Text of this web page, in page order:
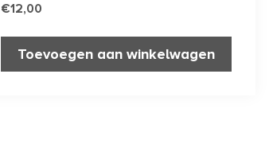
€12,00
Toevoegen aan winkelwagen